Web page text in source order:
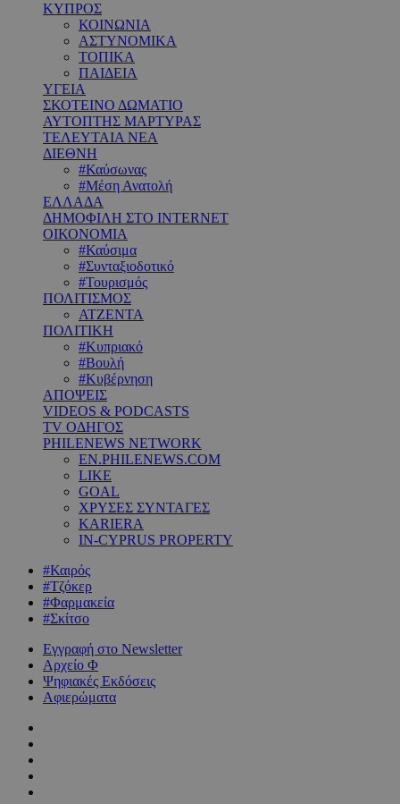
ΚΥΠΡΟΣ
ΚΟΙΝΩΝΙΑ
ΑΣΤΥΝΟΜΙΚΑ
ΤΟΠΙΚΑ
ΠΑΙΔΕΙΑ
ΥΓΕΙΑ
ΣΚΟΤΕΙΝΟ ΔΩΜΑΤΙΟ
ΑΥΤΟΠΤΗΣ ΜΑΡΤΥΡΑΣ
ΤΕΛΕΥΤΑΙΑ ΝΕΑ
ΔΙΕΘΝΗ
#Καύσωνας
#Μέση Ανατολή
ΕΛΛΑΔΑ
ΔΗΜΟΦΙΛΗ ΣΤΟ INTERNET
ΟΙΚΟΝΟΜΙΑ
#Καύσιμα
#Συνταξιοδοτικό
#Τουρισμός
ΠΟΛΙΤΙΣΜΟΣ
ΑΤΖΕΝΤΑ
ΠΟΛΙΤΙΚΗ
#Κυπριακό
#Βουλή
#Κυβέρνηση
ΑΠΟΨΕΙΣ
VIDEOS & PODCASTS
TV ΟΔΗΓΟΣ
PHILENEWS NETWORK
EN.PHILENEWS.COM
LIKE
GOAL
ΧΡΥΣΕΣ ΣΥΝΤΑΓΕΣ
KARIERA
IN-CYPRUS PROPERTY
#Καιρός
#Τζόκερ
#Φαρμακεία
#Σκίτσο
Εγγραφή στο Newsletter
Αρχείο Φ
Ψηφιακές Εκδόσεις
Αφιερώματα